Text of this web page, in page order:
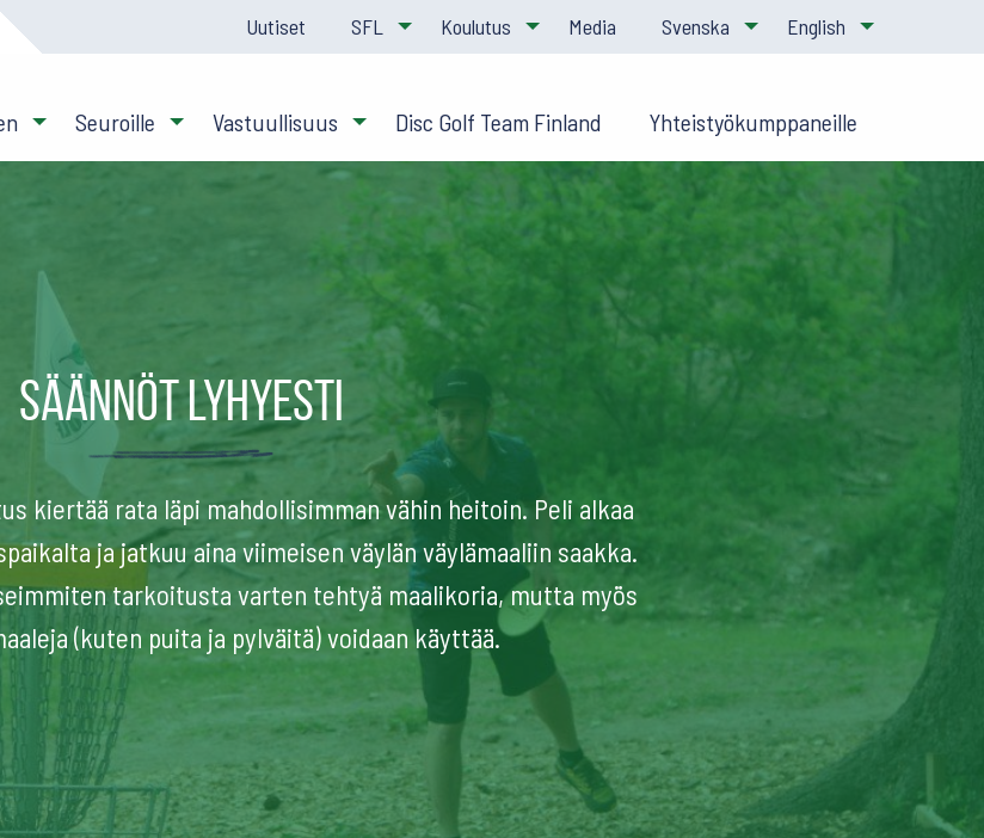
Uutiset SFL Koulutus Media Svenska English
Seuroille Vastuullisuus Disc Golf Team Finland Yhteistyökumppaneille
Säännöt lyhyesti
kiertää rata läpi mahdollisimman vähin heitoin. Peli alkaa
ja jatkuu aina viimeisen väylän väylämaaliin saakka.
tarkoitusta varten tehtyä maalikoria, mutta myös
(kuten puita ja pylväitä) voidaan käyttää.